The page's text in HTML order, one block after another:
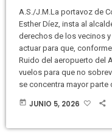
A.S./J.M.La portavoz de
Esther Díez, insta al
derechos de los vecinos
actuar para que,
Ruido del aeropuerto del
vuelos para que no
se concentra mayor parte
today JUNIO 5, 2026